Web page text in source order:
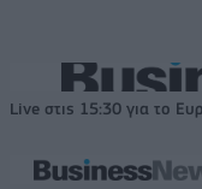
Live στις 15:30 για το